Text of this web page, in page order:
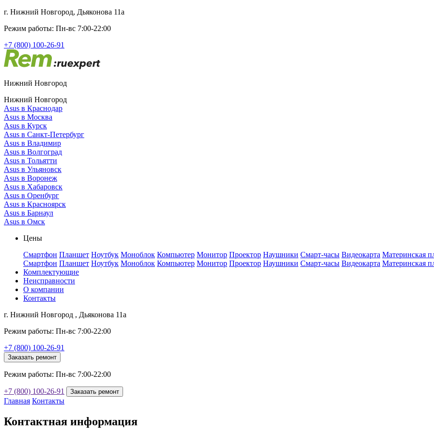
г. Нижний Новгород, Дьяконова 11а
Режим работы: Пн-вс 7:00-22:00
+7 (800) 100-26-91
Нижний Новгород
Нижний Новгород
Asus в Краснодар
Asus в Москва
Asus в Курск
Asus в Санкт-Петербург
Asus в Владимир
Asus в Волгоград
Asus в Тольятти
Asus в Ульяновск
Asus в Воронеж
Asus в Хабаровск
Asus в Оренбург
Asus в Красноярск
Asus в Барнаул
Asus в Омск
Цены
Смартфон Планшет Ноутбук Моноблок Компьютер Монитор Проектор Наушники Смарт-часы Видеокарта Материнская
Смартфон Планшет Ноутбук Моноблок Компьютер Монитор Проектор Наушники Смарт-часы Видеокарта Материнская
Комплектующие
Неисправности
О компании
Контакты
г. Нижний Новгород , Дьяконова 11а
Режим работы: Пн-вс 7:00-22:00
+7 (800) 100-26-91
Заказать ремонт
Режим работы: Пн-вс 7:00-22:00
+7 (800) 100-26-91 Заказать ремонт
Главная Контакты
Контактная информация